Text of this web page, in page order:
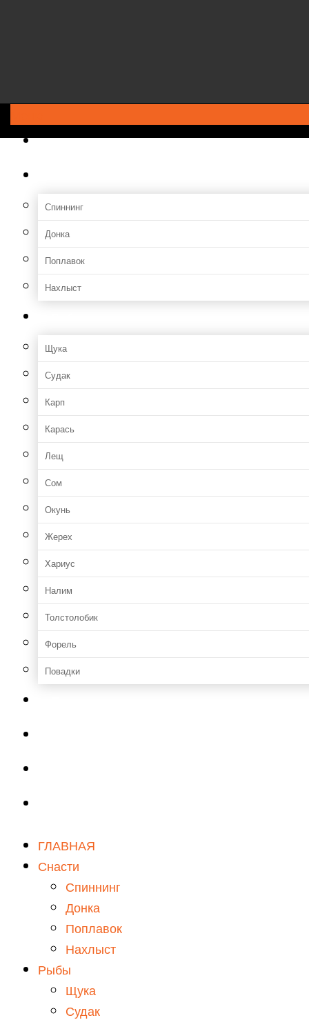
ГЛАВНАЯ
Спиннинг
Донка
Поплавок
Нахлыст
Щука
Судак
Карп
Карась
Лещ
Сом
Окунь
Жерех
Хариус
Налим
Толстолобик
Форель
Повадки
ГЛАВНАЯ
Снасти
Спиннинг
Донка
Поплавок
Нахлыст
Рыбы
Щука
Судак